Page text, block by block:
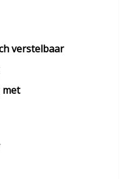
verstelbaar
met